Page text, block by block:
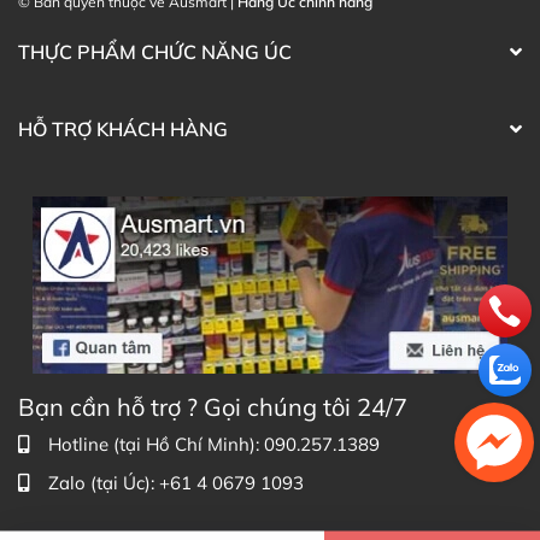
THỰC PHẨM CHỨC NĂNG ÚC
HỖ TRỢ KHÁCH HÀNG
Bạn cần hỗ trợ ? Gọi chúng tôi 24/7
Hotline (tại Hồ Chí Minh): 090.257.1389
Zalo (tại Úc): +61 4 0679 1093